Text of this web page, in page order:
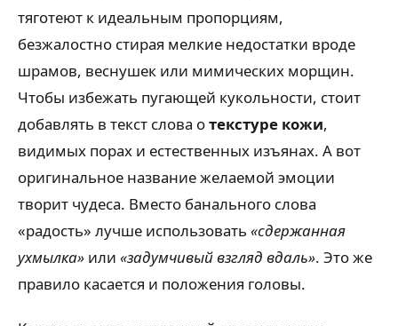
тяготеют к идеальным пропорциям,
безжалостно стирая мелкие недостатки вроде
шрамов, веснушек или мимических морщин.
Чтобы избежать пугающей кукольности, стоит
добавлять в текст слова отекстуре кожи,
видимых порах и естественных изъянах. А вот
оригинальное название желаемой эмоции
творит чудеса. Вместо банального слова
«радость» лучше использовать «сдержанная
ухмылка» или «задумчивый взгляд вдаль». Это же
правило касается и положения головы.